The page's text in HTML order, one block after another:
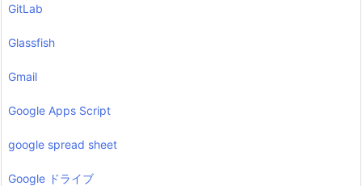
GitLab
Glassfish
Gmail
Google Apps Script
google spread sheet
Google ドライブ